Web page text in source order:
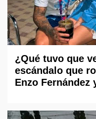
¿Qué tuvo que
escándalo que
Enzo Fernández